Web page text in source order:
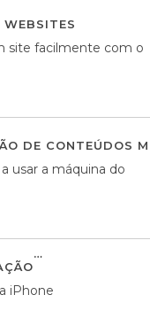
WEBSITES
site facilmente com o
DE CONTEÚDOS
usar a máquina do
iPhone